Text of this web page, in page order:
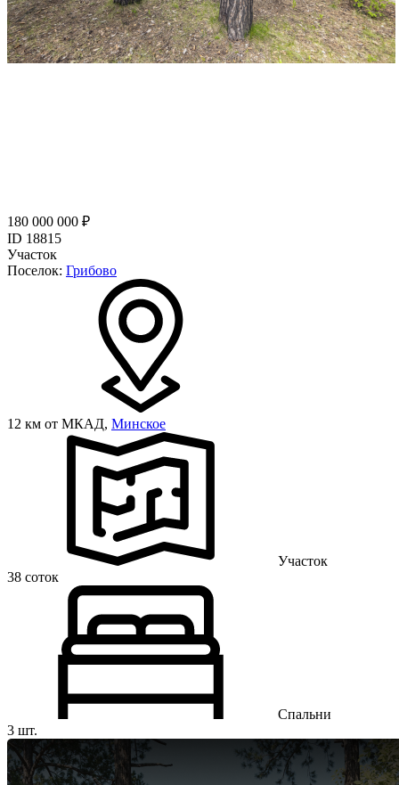
180 000 000 ₽
ID 18815
Участок
Поселок: Грибово
12 км от МКАД, Минское
Участок
38 соток
Спальни
3 шт.